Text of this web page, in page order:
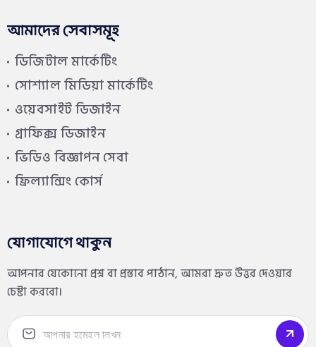
আমাদের সেবাসমূহ
ডিজিটাল মার্কেটিং
সোশ্যাল মিডিয়া মার্কেটিং
ওয়েবসাইট ডিজাইন
গ্রাফিক্স ডিজাইন
ভিডিও বিজ্ঞাপন সেবা
ফ্রিল্যান্সিং কোর্স
যোগাযোগে থাকুন
আপনার যেকোনো প্রশ্ন বা প্রস্তাব পাঠান, আমরা দ্রুত উত্তর দেওয়ার
চেষ্টা করবো।